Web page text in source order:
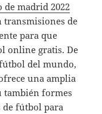
madrid 2022
transmisiones de
para que
online gratis. De
del mundo,
una amplia
también formes
de fútbol para